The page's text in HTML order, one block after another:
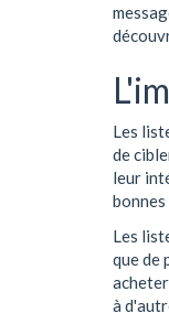
Les
de
leur
Les
que de
à